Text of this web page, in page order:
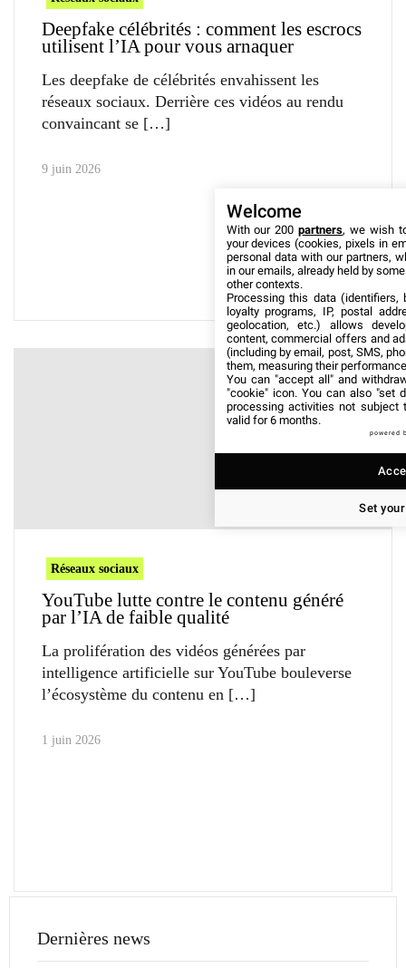
Deepfake célébrités : comment les escrocs
utilisent l’IA pour vous arnaquer
Les deepfake de célébrités envahissent les
réseaux sociaux. Derrière ces vidéos au rendu
convaincant se
9 juin 2026
Réseaux sociaux
YouTube lutte contre le contenu généré
par l’IA de faible qualité
La prolifération des vidéos générées par
intelligence artificielle sur YouTube bouleverse
l’écosystème du contenu en
1 juin 2026
Dernières news
Welcome
With our 200partners, we wish
your devices (cookies, pixels in
personal data with our partners,
in our emails, already held by
other contexts.
Processing this data (identifiers,
loyalty programs, IP, postal
geolocation, etc.) allows
content, commercial offers and
(including by email, post, SMS,
them, measuring their
You can "accept all" and
"cookie" icon. You can also "set
processing activities not subject
valid for 6 months.
powered
Set